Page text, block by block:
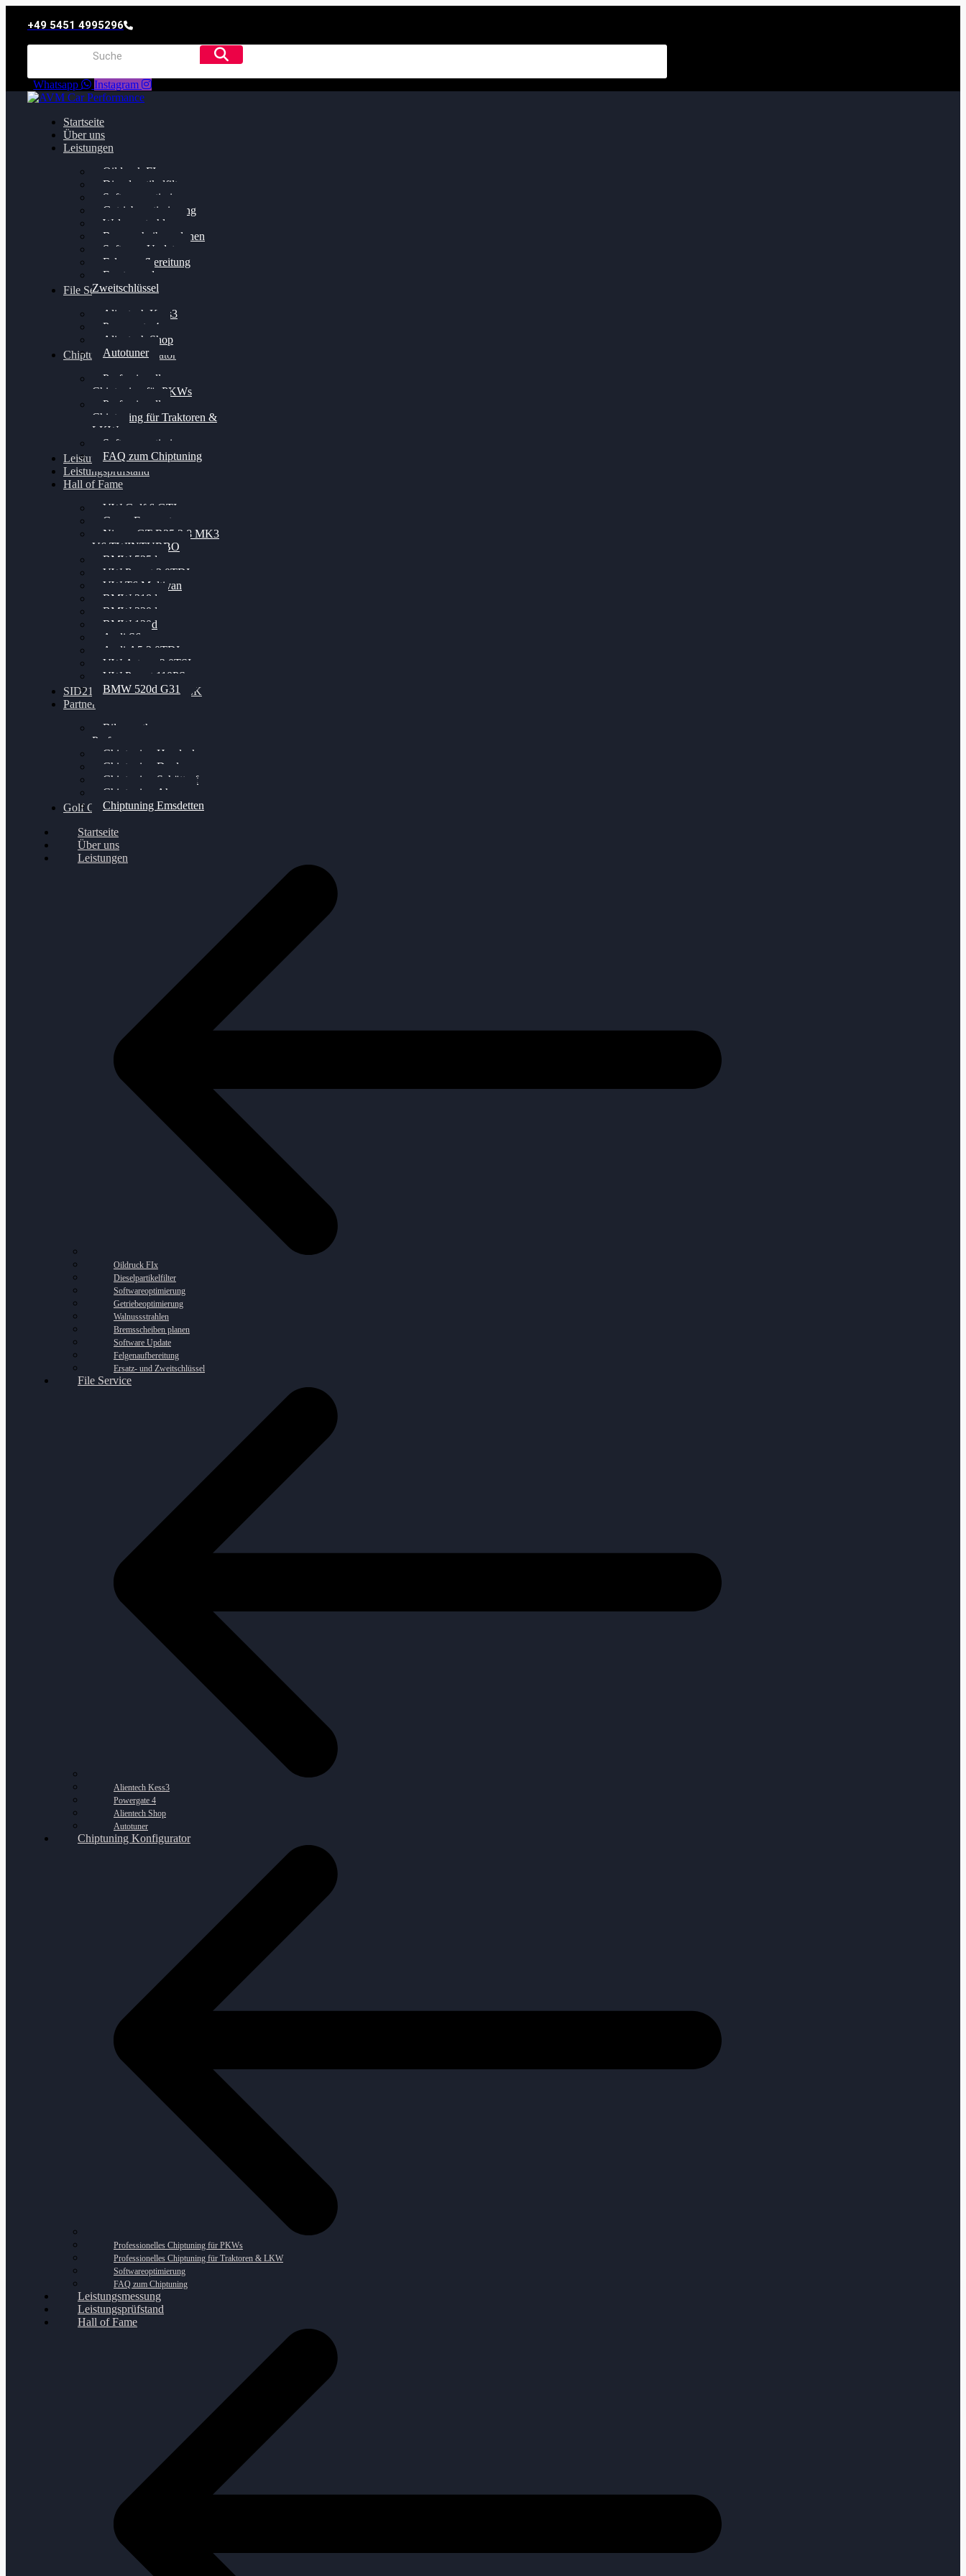
+49 5451 4995296
Whatsapp Instagram
Startseite
Über uns
Leistungen
Oildruck FIx
Dieselpartikelfilter
Softwareoptimierung
Getriebeoptimierung
Walnussstrahlen
Bremsscheiben planen
Software Update
Felgenaufbereitung
Ersatz- und
Zweitschlüssel
File Service
Alientech Kess3
Powergate 4
Alientech Shop
Autotuner
Chiptuning Konfigurator
Professionelles
Chiptuning für PKWs
Professionelles
Chiptuning für Traktoren &
LKW
Softwareoptimierung
FAQ zum Chiptuning
Leistungsmessung
Leistungsprüfstand
Hall of Fame
VW Golf 6 GTI
Cupra Formentor
Nissan GT-R35 3.8 MK3
V6 TWINTURBO
BMW 525d
VW Passat 2.0TDI
VW T6 Multivan
BMW 318d
BMW 320d
BMW 120d
Audi S6
Audi A5 3.0TDI
VW Arteon 2.0TSI
VW Passat 110PS
BMW 520d G31
SID212 / 212EVO UNLOCK
Partner
Bilgenroth
Performance
Chiptuning Herzlacke
Chiptuning Duelmen
Chiptuning Schüttorf
Chiptuning Ahaus
Chiptuning Emsdetten
Golf Gewinnspiel
Startseite
Über uns
Leistungen
Oildruck FIx
Dieselpartikelfilter
Softwareoptimierung
Getriebeoptimierung
Walnussstrahlen
Bremsscheiben planen
Software Update
Felgenaufbereitung
Ersatz- und Zweitschlüssel
File Service
Alientech Kess3
Powergate 4
Alientech Shop
Autotuner
Chiptuning Konfigurator
Professionelles Chiptuning für PKWs
Professionelles Chiptuning für Traktoren & LKW
Softwareoptimierung
FAQ zum Chiptuning
Leistungsmessung
Leistungsprüfstand
Hall of Fame